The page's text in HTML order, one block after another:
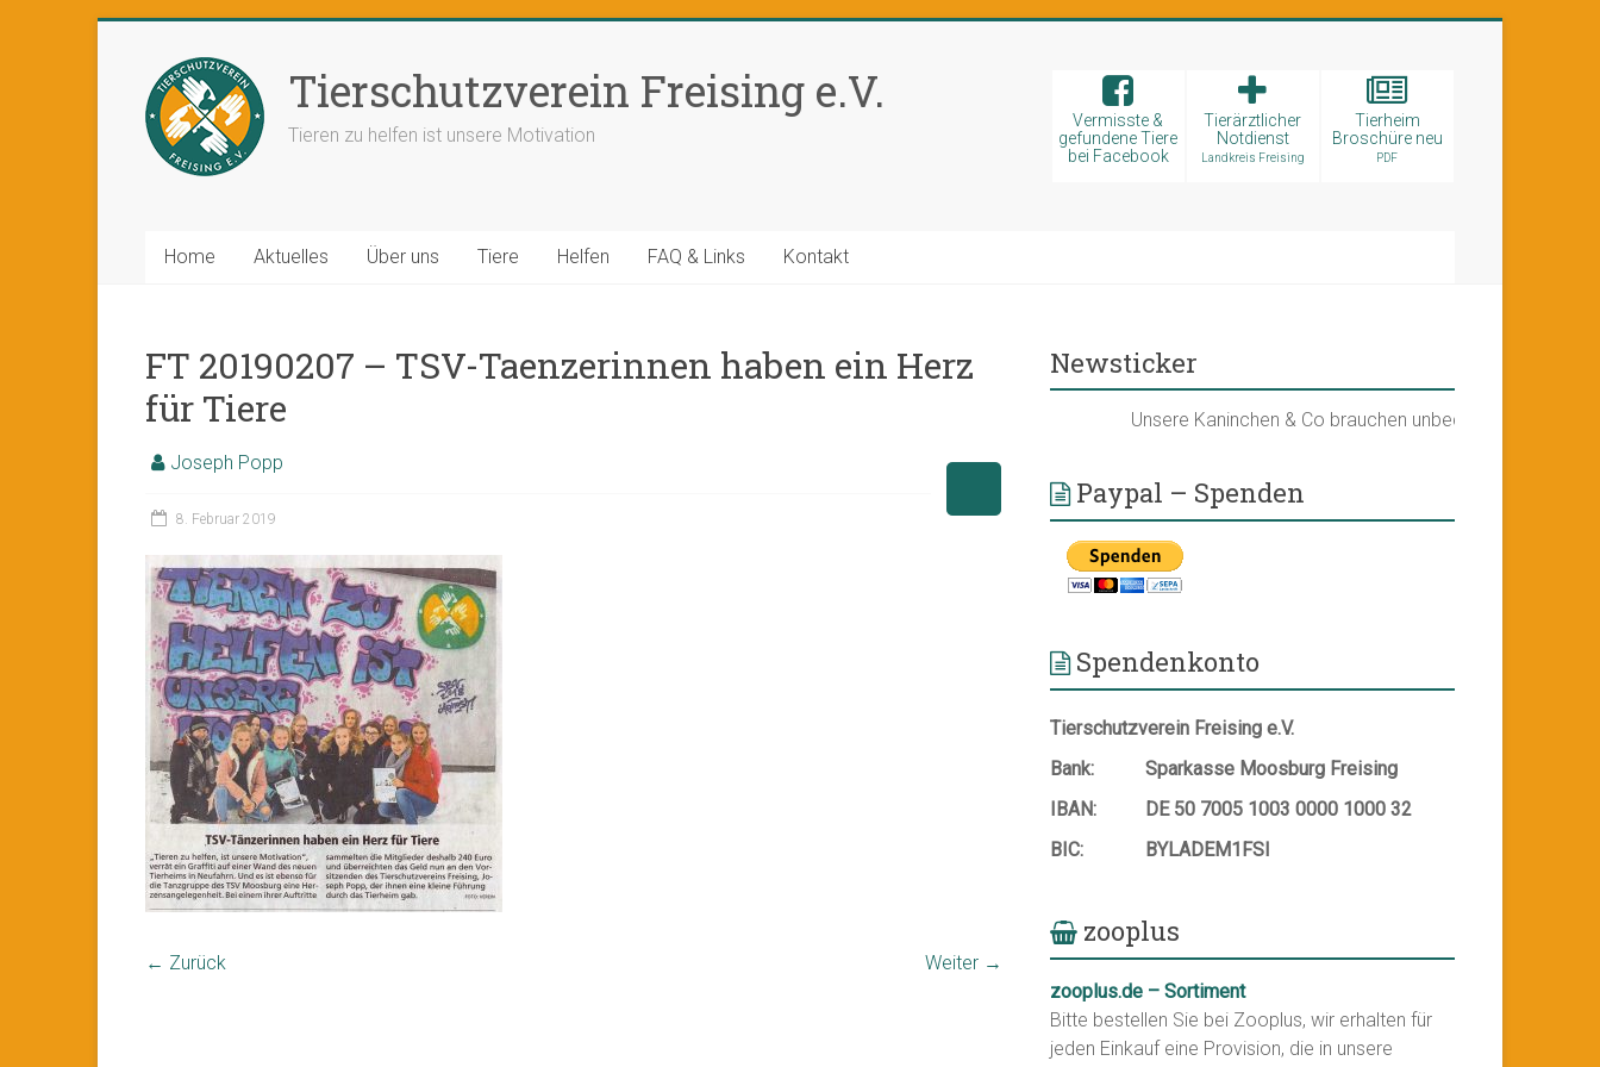
Tierschutzverein Freising e.V.
Tieren zu helfen ist unsere Motivation
Tierheim
Broschüre neu
PDF
Tierärztlicher
Notdienst
Landkreis Freising
Vermisste &
gefundene Tiere
bei Facebook
Home Aktuelles Über uns Tiere Helfen FAQ & Links Kontakt
FT 20190207 – TSV-Taenzerinnen haben ein Herz
für Tiere
Joseph Popp
8. Februar 2019
← Zurück Weiter →
Newsticker
Unsere Kaninchen & Co brauchen unbedingt ein neues
Paypal – Spenden
Spendenkonto
Tierschutzverein Freising e.V.
Bank:
Sparkasse Moosburg Freising
IBAN:
DE 50 7005 1003 0000 1000 32
BIC:
BYLADEM1FSI
zooplus
zooplus.de – Sortiment
Bitte bestellen Sie bei Zooplus, wir erhalten für
jeden Einkauf eine Provision, die in unsere